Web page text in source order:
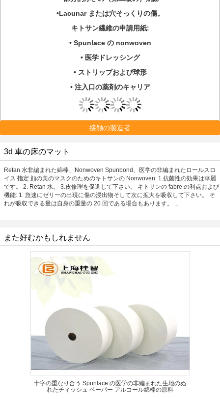
•Lacunar または穴そっくりの傷。
キトサン繊維の申請用紙:
• Spunlace の nonwoven
• 医学ドレッシング
• ストリップおよび球形
• 注入口の薬剤のキャリア
接触の製造者
3d 車の床のマット
Retan 水非編まれた綿棒、Nonwoven Spunbond、医学の非編まれたロールスロ
イス 指定 顔の美のマスクのためのキトサンの Nonwoven: 1.抗菌性の効果は華麗
です。 2. Retan 水。 3.皮修理を促進して下さい。 キトサンの fabre の利点および
機能: 1. 急速にゼリーの出現に傷の浸出物そして次に拡大を吸収して下さい。 そ
れが吸収できる量は自身の重量の 20 回である場合もあります。 ...
また好むかもしれません
十字の重なり合う Spunlace の医学の非編まれた生地のぬ
れたチィッシュ ペーパー アルコール綿棒の原料